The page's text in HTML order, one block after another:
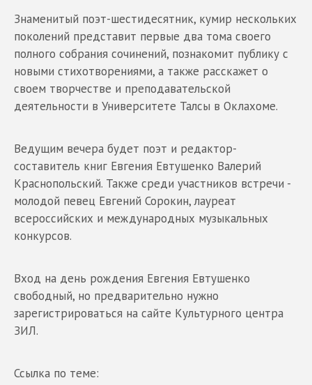
Знаменитый поэт-шестидесятник, кумир нескольких
поколений представит первые два тома своего
полного собрания сочинений, познакомит публику с
новыми стихотворениями, а также расскажет о
своем творчестве и преподавательской
деятельности в Университете Талсы в Оклахоме.
Ведущим вечера будет поэт и редактор-
составитель книг Евгения Евтушенко Валерий
Краснопольский. Также среди участников встречи -
молодой певец Евгений Сорокин, лауреат
всероссийских и международных музыкальных
конкурсов.
Вход на день рождения Евгения Евтушенко
свободный, но предварительно нужно
зарегистрироваться на сайте Культурного центра
ЗИЛ.
Ссылка по теме: